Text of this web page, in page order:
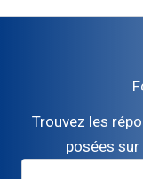
Trouvez les
posées sur